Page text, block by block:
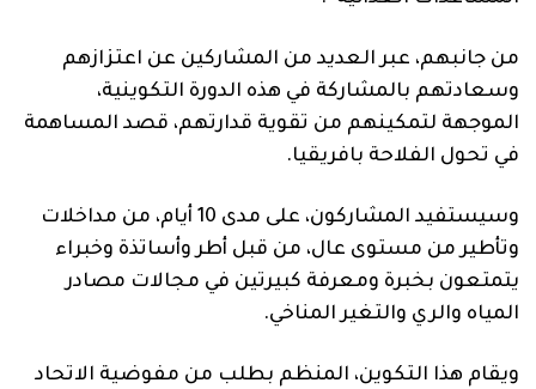
من جانبهم، عبر العديد من المشاركين عن اعتزازهم
وسعادتهم بالمشاركة في هذه الدورة التكوينية،
الموجهة لتمكينهم من تقوية قدارتهم، قصد المساهمة
في تحول الفلاحة بافريقيا.
وسيستفيد المشاركون، على مدى 10 أيام، من مداخلات
وتأطير من مستوى عال، من قبل أطر وأساتذة وخبراء
يتمتعون بخبرة ومعرفة كبيرتين في مجالات مصادر
المياه والري والتغير المناخي.
ويقام هذا التكوين، المنظم بطلب من مفوضية الاتحاد